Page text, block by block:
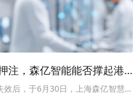
注，森亿智能能否撑起港
后，于6月30日，上海森亿智慧信